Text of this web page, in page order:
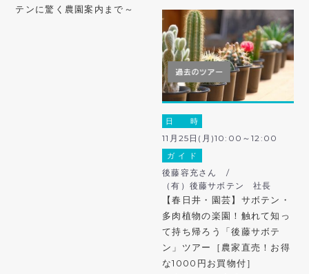
テンに驚く農園案内まで～
日 時
11月25日(月)10:00～12:00
ガ イ ド
後藤容充さん /
（有）後藤サボテン 社長
【春日井・園芸】サボテン・
多肉植物の楽園！触れて知っ
て持ち帰ろう「後藤サボテ
ン」ツアー［農家直売！お得
な1000円お買物付］